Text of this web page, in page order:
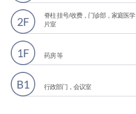
脊柱 挂号/收费，门诊部，家庭医
片室
药房 等
行政部门，会议室